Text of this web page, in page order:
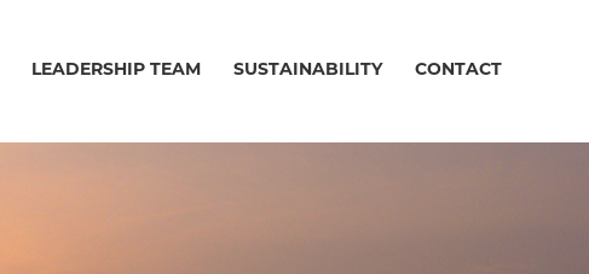
LEADERSHIP TEAM SUSTAINABILITY CONTACT